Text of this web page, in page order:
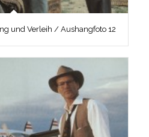
und Verleih / Aushangfoto 12